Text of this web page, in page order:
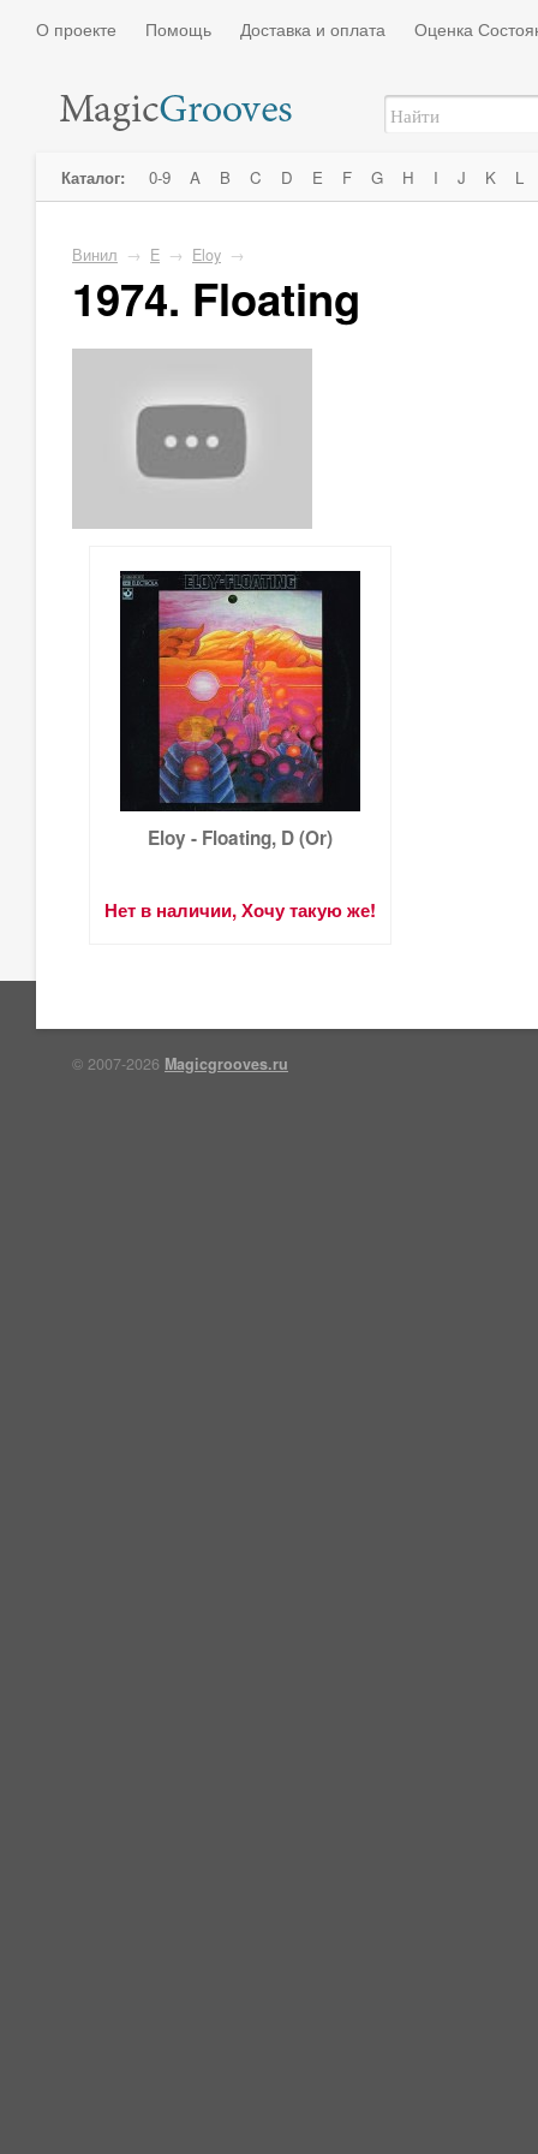
О проекте Помощь Доставка и оплата Оценка
Каталог: 0-9 A B C D E F G H I J K L
Винил → E → Eloy →
1974. Floating
Eloy - Floating, D (Or)
Нет в наличии, Хочу такую же!
© 2007-2026 Magicgrooves.ru